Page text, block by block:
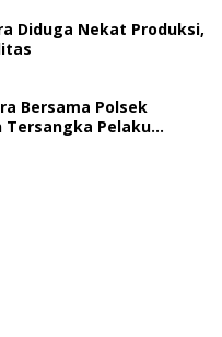
Diduga Nekat Produksi,
Bersama Polsek
Tersangka Pelaku